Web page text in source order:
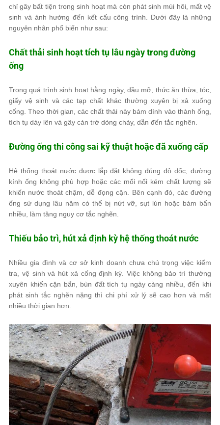
chỉ gây bất tiện trong sinh hoạt mà còn phát sinh mùi hôi, mất vệ
sinh và ảnh hưởng đến kết cấu công trình. Dưới đây là những
nguyên nhân phổ biến như sau:
Chất thải sinh hoạt tích tụ lâu ngày trong đường
ống
Trong quá trình sinh hoạt hằng ngày, dầu mỡ, thức ăn thừa, tóc,
giấy vệ sinh và các tạp chất khác thường xuyên bị xả xuống
cống. Theo thời gian, các chất thải này bám dính vào thành ống,
tích tụ dày lên và gây cản trở dòng chảy, dẫn đến tắc nghẽn.
Đường ống thi công sai kỹ thuật hoặc đã xuống cấp
Hệ thống thoát nước được lắp đặt không đúng độ dốc, đường
kính ống không phù hợp hoặc các mối nối kém chất lượng sẽ
khiến nước thoát chậm, dễ đọng cặn. Bên cạnh đó, các đường
ống sử dụng lâu năm có thể bị nứt vỡ, sụt lún hoặc bám bẩn
nhiều, làm tăng nguy cơ tắc nghẽn.
Thiếu bảo trì, hút xả định kỳ hệ thống thoát nước
Nhiều gia đình và cơ sở kinh doanh chưa chú trọng việc kiểm
tra, vệ sinh và hút xả cống định kỳ. Việc không bảo trì thường
xuyên khiến cặn bẩn, bùn đất tích tụ ngày càng nhiều, đến khi
phát sinh tắc nghẽn nặng thì chi phí xử lý sẽ cao hơn và mất
nhiều thời gian hơn.